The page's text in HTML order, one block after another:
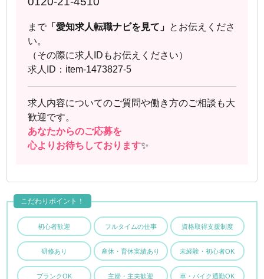
まで「愛知求人転職ナビを見て」 とお伝えくださ
い。
（その際に求人IDもお伝えください）
求人ID：item-1473827-5
求人内容についてのご質問や働き方のご相談も大
歓迎です。
あなたからのご応募を
心よりお待ちしております✨
初心者歓迎 フルタイムの仕事 資格取得支援制度
研修あり 産休・育休実績あり 未経験・初心者OK
ブランクOK 主婦・主夫歓迎 車・バイク通勤OK
こだわりポイント！